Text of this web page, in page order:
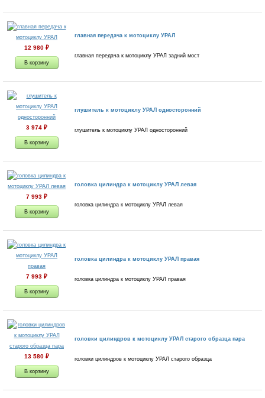
12 980 ₽
главная передача к мотоциклу УРАЛ
главная передача к мотоциклу УРАЛ задний мост
3 974 ₽
глушитель к мотоциклу УРАЛ односторонний
глушитель к мотоциклу УРАЛ односторонний
7 993 ₽
головка цилиндра к мотоциклу УРАЛ левая
головка цилиндра к мотоциклу УРАЛ левая
7 993 ₽
головка цилиндра к мотоциклу УРАЛ правая
головка цилиндра к мотоциклу УРАЛ правая
13 580 ₽
головки цилиндров к мотоциклу УРАЛ старого образца пара
головки цилиндров к мотоциклу УРАЛ старого образца